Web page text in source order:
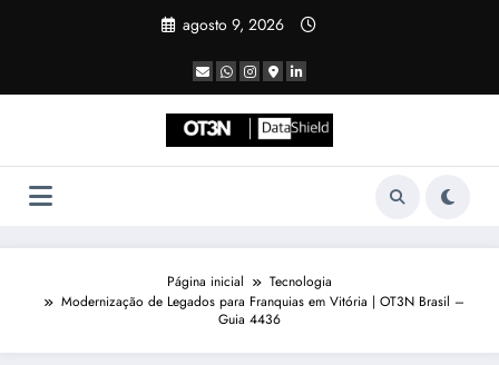
agosto 9, 2026
Página inicial
Tecnologia
Modernização de Legados para Franquias em Vitória | OT3N Brasil –
Guia 4436